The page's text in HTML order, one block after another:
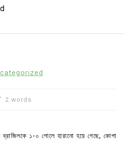
2 words
১-০ গোলে হারানো হয়ে গেছে, কোপা